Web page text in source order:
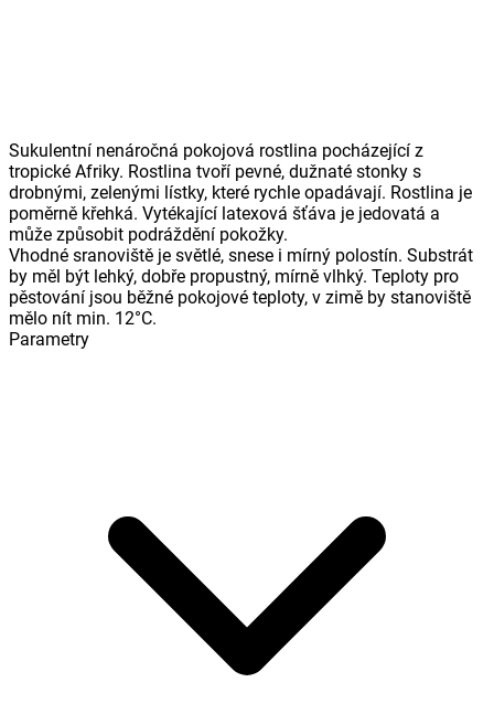
Sukulentní nenáročná pokojová rostlina pocházející z
tropické Afriky. Rostlina tvoří pevné, dužnaté stonky s
drobnými, zelenými lístky, které rychle opadávají. Rostlina je
poměrně křehká. Vytékající latexová šťáva je jedovatá a
může způsobit podráždění pokožky.
Vhodné sranoviště je světlé, snese i mírný polostín. Substrát
by měl být lehký, dobře propustný, mírně vlhký. Teploty pro
pěstování jsou běžné pokojové teploty, v zimě by stanoviště
mělo nít min. 12°C.
Parametry